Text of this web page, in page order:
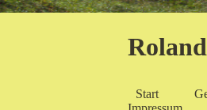
Start